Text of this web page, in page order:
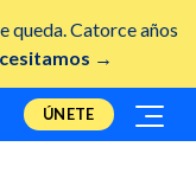
queda. Catorce años
→
ÚNETE